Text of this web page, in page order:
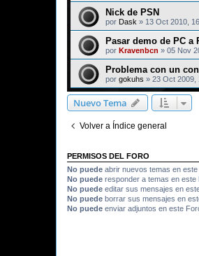
Nick de PSN
por Dask » 13 Oct 2010,
Pasar demo de PC a
por Kravenbcn » 05 Nov
Problema con un
por gokuhs » 23 Oct 2009,
Nuevo Tema
Volver a Índice general
PERMISOS DEL FORO
No puede abrir nuevos temas en
No puede responder a temas en este
No puede editar sus mensajes en
No puede borrar sus mensajes en
No puede enviar adjuntos en este